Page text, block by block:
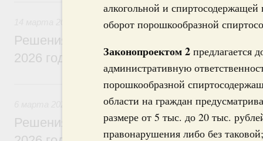
алкогольной и
оборот порошкообразной
Законопроектом 2 предлагается
административную
порошкообразной
области на граждан
размере от 5 тыс. до 20 тыс.
правонарушения либо без
Решения, принятые на заседании
2026 года
6 марта, пятница
Решения, принятые на заседании